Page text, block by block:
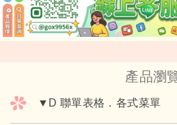
產品瀏
▼D 聯單表格．各式菜單